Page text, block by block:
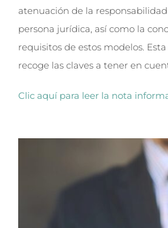
atenuación de la
persona jurídica, así como la
requisitos de estos modelos.
recoge las claves a tener en
Clic aquí para leer la nota